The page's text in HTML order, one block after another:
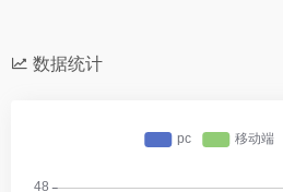
数据统计